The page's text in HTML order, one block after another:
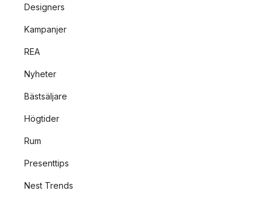
Designers
Kampanjer
REA
Nyheter
Bästsäljare
Högtider
Rum
Presenttips
Nest Trends